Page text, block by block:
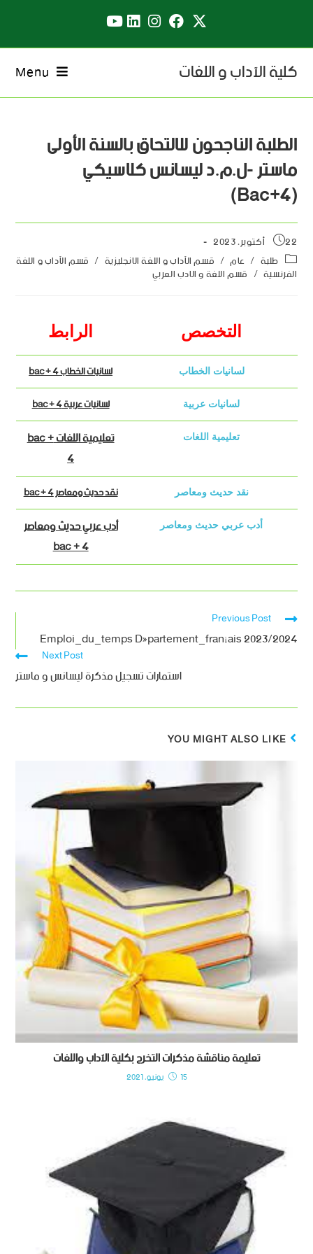
كلية الآداب و اللغات Menu
الطلبة الناجحون للالتحاق بالسنة الأولى
ماستر -ل.م.د ليسانس كلاسيكي
(Bac+4)
22 أكتوبر، 2023
طلبة / عام / قسم الآداب و اللغة الانجليزية / قسم الآداب و اللغة
الفرنسية / قسم اللغة و الادب العربي
التخصص الرابط
لسانيات الخطاب لسانيات الخطاب bac + 4
لسانيات عربية لسانيات عربية bac + 4
تعليمية اللغات تعليمية اللغات bac +
4
نقد حديث ومعاصر نقد حديث ومعاصر bac + 4
أدب عربي حديث ومعاصر أدب عربي حديث ومعاصر
bac + 4
Previous Post
Emploi_du_temps Département_français 2023/2024
Next Post
استمارات تسجيل مذكرة ليسانس و ماستر
YOU MIGHT ALSO LIKE
تعليمة مناقشة مذكرات التخرج بكلية الآداب واللغات
15 يونيو، 2021